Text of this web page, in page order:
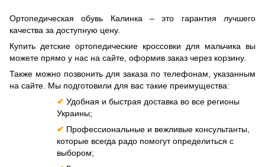
Ортопедическая обувь Калинка – это гарантия лучшего
качества за доступную цену.
Купить детские ортопедические кроссовки для мальчика вы
можете прямо у нас на сайте, оформив заказ через корзину.
Также можно позвонить для заказа по телефонам, указанным
на сайте. Мы подготовили для вас такие преимущества:
✔ Удобная и быстрая доставка во все регионы
Украины;
✔ Профессиональные и вежливые консультанты,
которые всегда радо помогут определиться с
выбором;